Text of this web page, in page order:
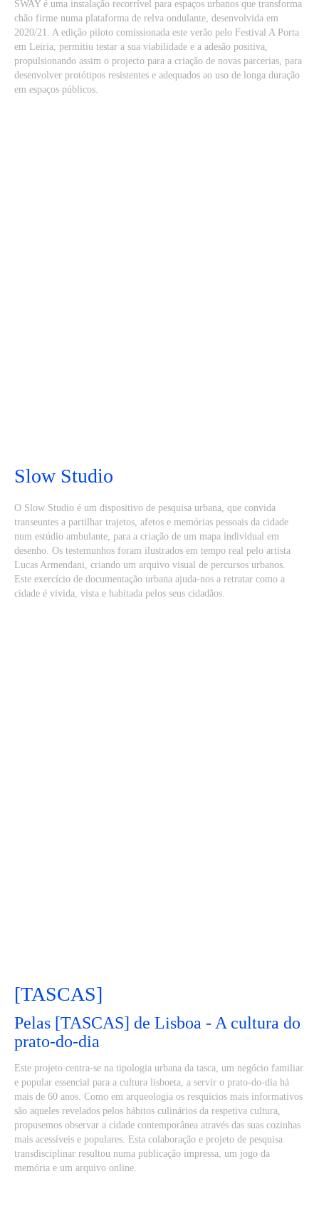
SWAY é uma instalação recorrível para espaços urbanos que transforma
chão firme numa plataforma de relva ondulante, desenvolvida em
2020/21. A edição piloto comissionada este verão pelo Festival A Porta
em Leiria, permitiu testar a sua viabilidade e a adesão positiva,
propulsionando assim o projecto para a criação de novas parcerias, para
desenvolver protótipos resistentes e adequados ao uso de longa duração
em espaços públicos.
Slow Studio
O Slow Studio é um dispositivo de pesquisa urbana, que convida
transeuntes a partilhar trajetos, afetos e memórias pessoais da cidade
num estúdio ambulante, para a criação de um mapa individual em
desenho. Os testemunhos foram ilustrados em tempo real pelo artista
Lucas Armendani, criando um arquivo visual de percursos urbanos.
Este exercício de documentação urbana ajuda-nos a retratar como a
cidade é vivida, vista e habitada pelos seus cidadãos.
[TASCAS]
Pelas [TASCAS] de Lisboa - A cultura do
prato-do-dia
Este projeto centra-se na tipologia urbana da tasca, um negócio familiar
e popular essencial para a cultura lisboeta, a servir o prato-do-dia há
mais de 60 anos. Como em arqueologia os resquícios mais informativos
são aqueles revelados pelos hábitos culinários da respetiva cultura,
propusemos observar a cidade contemporânea através das suas cozinhas
mais acessíveis e populares. Esta colaboração e projeto de pesquisa
transdisciplinar resultou numa publicação impressa, um jogo da
memória e um arquivo online.